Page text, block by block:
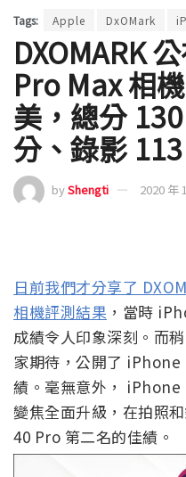
Tags: Apple DxOMark
DXOMARK
Pro Max 相
美，總分
分、錄影
byShengti 2020 年
日前我們才分享了
相機評測結果 ，當時
成績令人印象深刻。而
家期待，公開了 iPhone
績。毫無意外， iPhone
變焦全面升級，在拍照
40 Pro 第二名的佳績。